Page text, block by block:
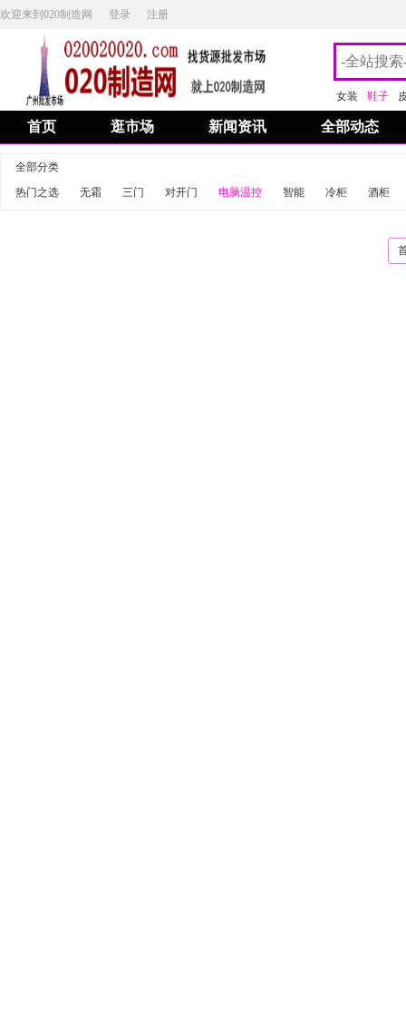
欢迎来到020制造网 登录 注册
女装 鞋子
首页 逛市场 新闻资讯 全部动态
全部分类
热门之选
无霜 三门 对开门 电脑温控 智能 冷柜 酒柜